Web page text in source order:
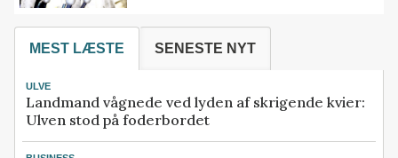
MEST LÆSTE SENESTE NYT
ULVE
Landmand vågnede ved lyden af skrigende kvier:
Ulven stod på foderbordet